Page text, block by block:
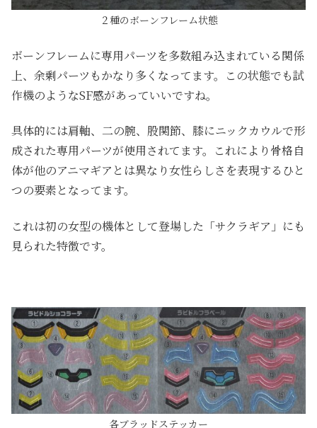
２種のボーンフレーム状態
ボーンフレームに専用パーツを多数組み込まれている関係
上、余剰パーツもかなり多くなってます。この状態でも試
作機のようなSF感があっていいですね。
具体的には肩軸、二の腕、股関節、膝にニックカウルで形
成された専用パーツが使用されてます。これにより骨格自
体が他のアニマギアとは異なり女性らしさを表現するひと
つの要素となってます。
これは初の女型の機体として登場した「サクラギア」にも
見られた特徴です。
各ブラッドステッカー